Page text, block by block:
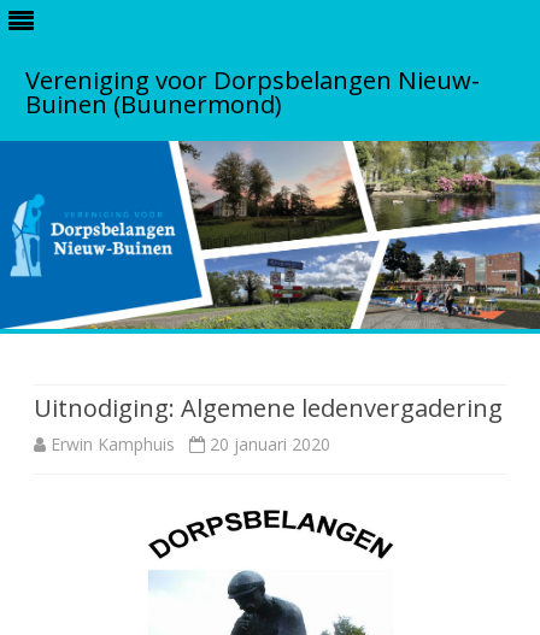
Vereniging voor Dorpsbelangen Nieuw-
Buinen (Buunermond)
p
t
o
c
t
e
Uitnodiging: Algemene ledenvergadering
Erwin Kamphuis 20 januari 2020